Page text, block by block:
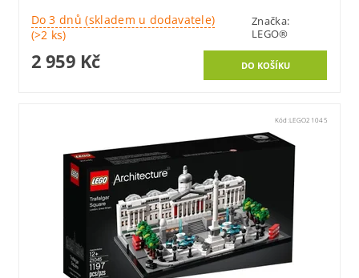
Do 3 dnů (skladem u dodavatele)
(>2 ks)
Značka:
LEGO®
2 959 Kč
Kód:LEGO21045